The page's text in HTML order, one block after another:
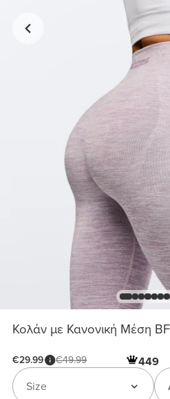
Κολάν με Κανονική Μέση
€29.99 €49.99 449
Size